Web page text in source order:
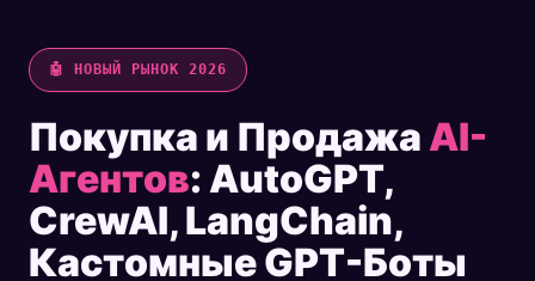
🤖 НОВЫЙ РЫНОК 2026
Покупка и ПродажаAI-
Агентов: AutoGPT,
CrewAI, LangChain,
Кастомные GPT-Боты